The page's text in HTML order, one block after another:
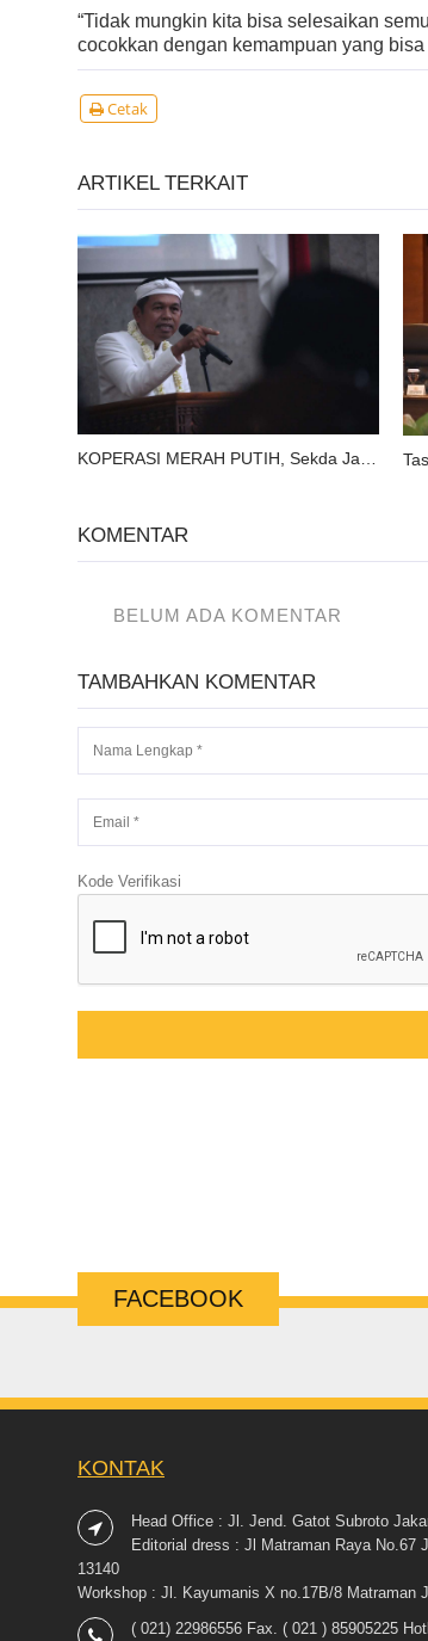
“Tidak mungkin kita bisa selesaikan
cocokkan dengan kemampuan yang
Cetak
ARTIKEL TERKAIT
KOPERASI MERAH PUTIH, Sekda Jabar Targetkan Desa dan Kelurahan Gelar Musyawarah Khusus 31 Mei
KOMENTAR
BELUM ADA KOMENTAR
TAMBAHKAN KOMENTAR
Kode Verifikasi
FACEBOOK
KONTAK
Head Office : Jl. Jend. Gatot Subroto
Editorial dress : Jl Matraman Raya No.67
13140
Workshop : Jl. Kayumanis X no.17B/8 Matraman
( 021) 22986556 Fax. ( 021 ) 85905225